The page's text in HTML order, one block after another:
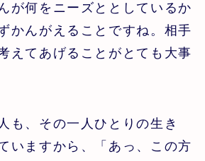
が何をニーズととしているか
かんがえることですね。相手
えてあげることがとても大事
も、その一人ひとりの生き
いますから、「あっ、この方